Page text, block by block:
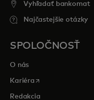
Vyhľadať bankomat
Najčastejšie otázky
SPOLOČNOSŤ
O nás
Kariéra opens in a new tab
Redakcia